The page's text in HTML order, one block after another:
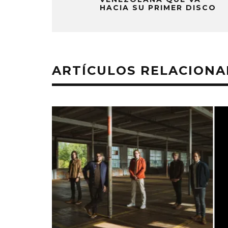
HACIA SU PRIMER DISCO
ARTÍCULOS
MONET IN BLUE EXPLORA LA
FRAGILIDAD DEL TIEMPO
CON ‘ALONSO’
7 AGOSTO, 2026
‘VERANO
7